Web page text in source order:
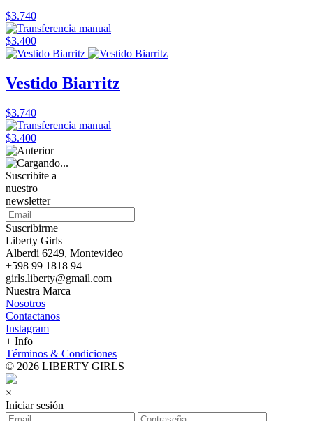
$3.740
$3.400
Vestido Biarritz
$3.740
$3.400
Suscribite a
nuestro
newsletter
Suscribirme
Liberty Girls
Alberdi 6249, Montevideo
+598 99 1818 94
girls.liberty@gmail.com
Nuestra Marca
Nosotros
Contactanos
Instagram
+ Info
Términos & Condiciones
© 2026 LIBERTY GIRLS
×
Iniciar sesión